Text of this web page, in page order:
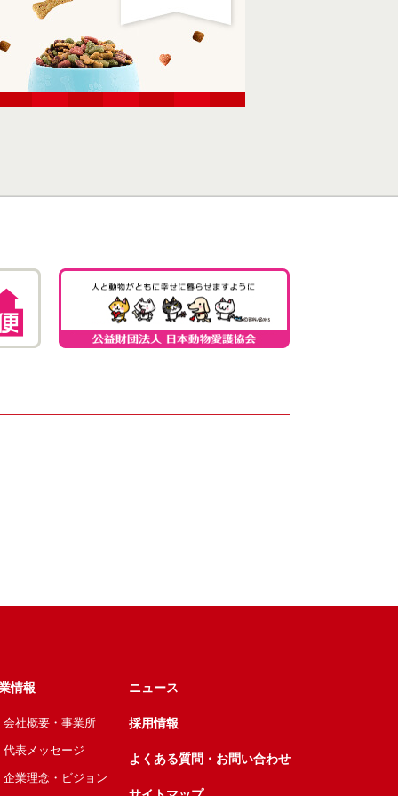
情報
会社概要・事業所
代表メッセージ
企業理念・ビジョン
ニュース
採用情報
よくある質問・お問い合わせ